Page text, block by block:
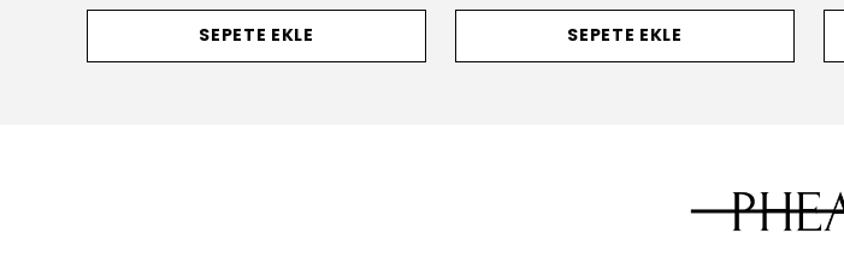
SEPETE EKLE SEPETE EKLE